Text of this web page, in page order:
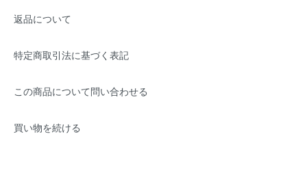
返品について
特定商取引法に基づく表記
この商品について問い合わせる
買い物を続ける